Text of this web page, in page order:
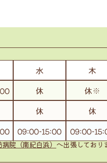
院（南紀白浜）へ出張しており